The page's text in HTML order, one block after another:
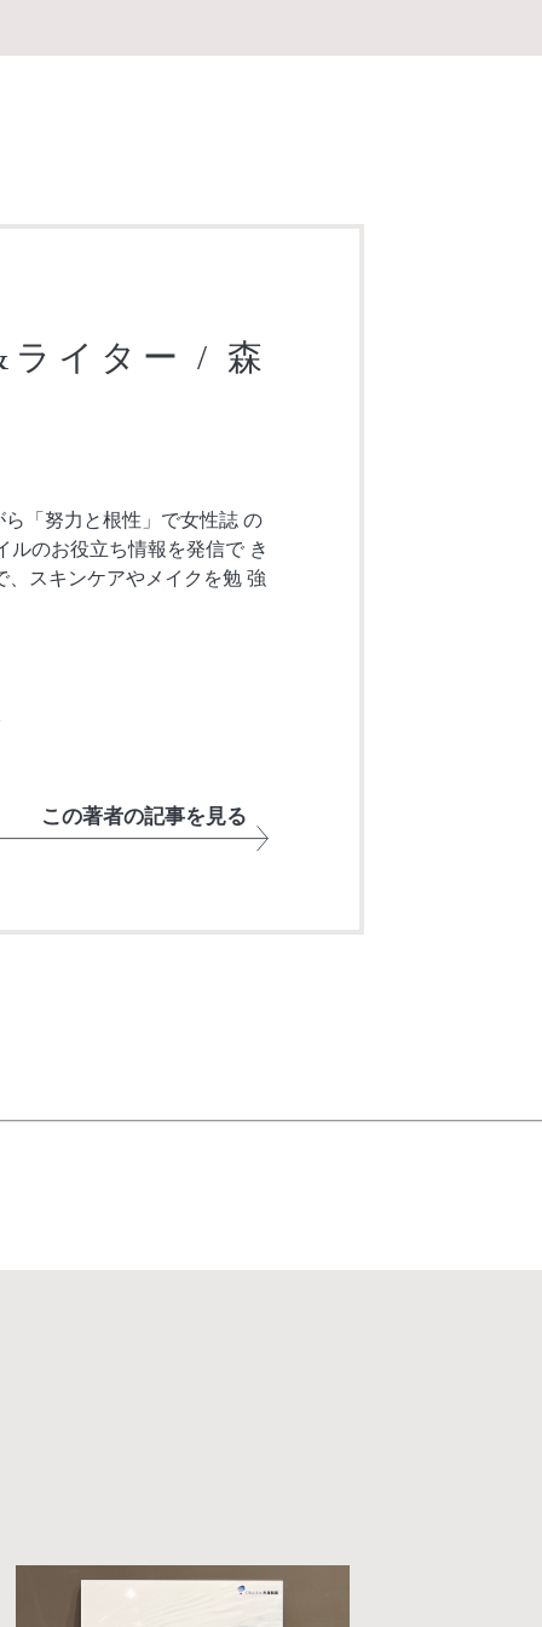
イター / 森
「努力と根性」で女性誌 の
のお役立ち情報を発信で き
スキンケアやメイクを勉 強
この著者の記事を見る